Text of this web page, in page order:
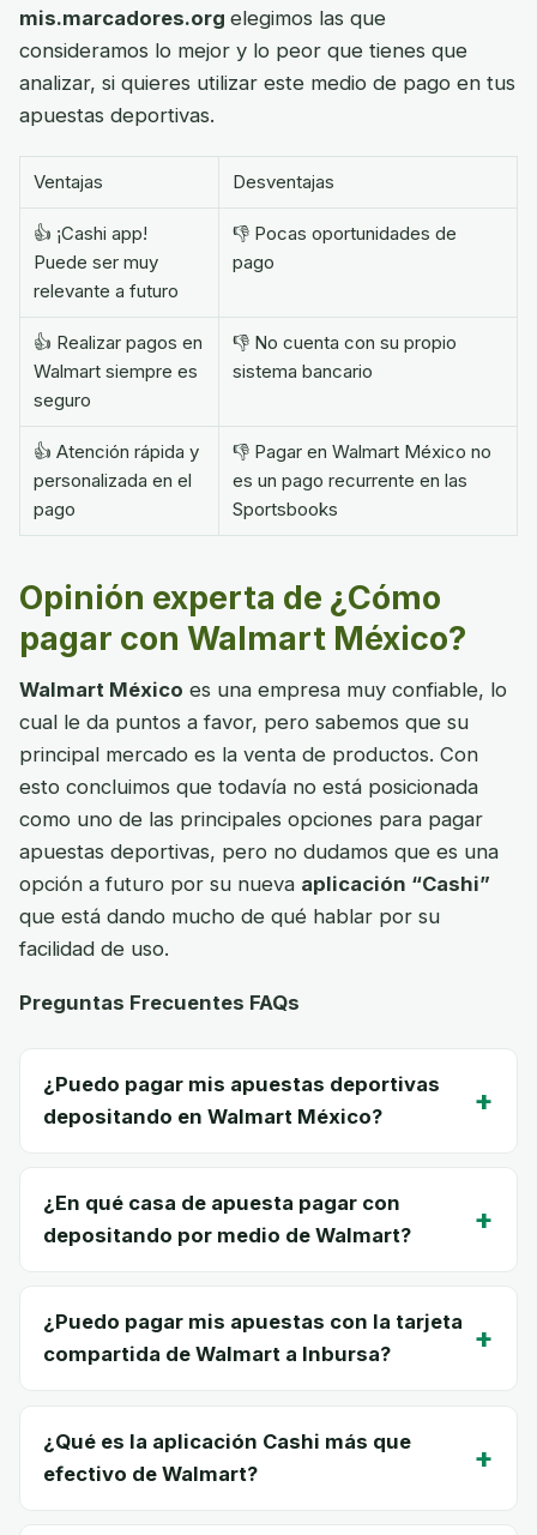
mis.marcadores.org elegimos las que
consideramos lo mejor y lo peor que tienes que
analizar, si quieres utilizar este medio de pago en tus
apuestas deportivas.
Ventajas Desventajas
👍 ¡Cashi app!
Puede ser muy
relevante a futuro
👎 Pocas oportunidades de
pago
👍 Realizar pagos en
Walmart siempre es
seguro
👎 No cuenta con su propio
sistema bancario
👍 Atención rápida y
personalizada en el
pago
👎 Pagar en Walmart México no
es un pago recurrente en las
Sportsbooks
Opinión experta de ¿Cómo
pagar con Walmart México?
Walmart México es una empresa muy confiable, lo
cual le da puntos a favor, pero sabemos que su
principal mercado es la venta de productos. Con
esto concluimos que todavía no está posicionada
como uno de las principales opciones para pagar
apuestas deportivas, pero no dudamos que es una
opción a futuro por su nueva aplicación “Cashi”
que está dando mucho de qué hablar por su
facilidad de uso.
Preguntas Frecuentes FAQs
¿Puedo pagar mis apuestas deportivas
depositando en Walmart México?
+
¿En qué casa de apuesta pagar con
depositando por medio de Walmart?
+
¿Puedo pagar mis apuestas con la tarjeta
compartida de Walmart a Inbursa?
+
¿Qué es la aplicación Cashi más que
efectivo de Walmart?
+